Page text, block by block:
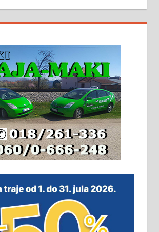
целине једна уз другу.
гараже, централно
на гас и дрва. Две
71-74-023
комплетно опремљену
путу, на
око 7 ари.
51; 063/102-35-25
легализована, нова,
од 8 ари у Зеленом
Могућа
21-63-584